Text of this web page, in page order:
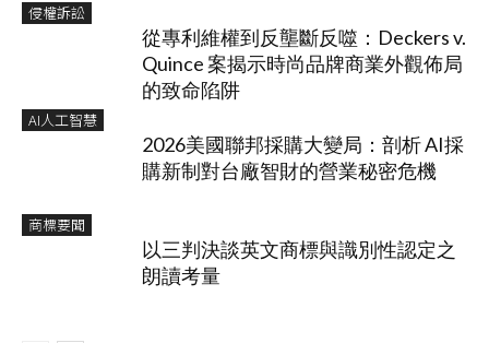
侵權訴訟
從專利維權到反壟斷反噬：Deckers v.
Quince 案揭示時尚品牌商業外觀佈局
的致命陷阱
AI人工智慧
2026美國聯邦採購大變局：剖析 AI採
購新制對台廠智財的營業秘密危機
商標要聞
以三判決談英文商標與識別性認定之
朗讀考量